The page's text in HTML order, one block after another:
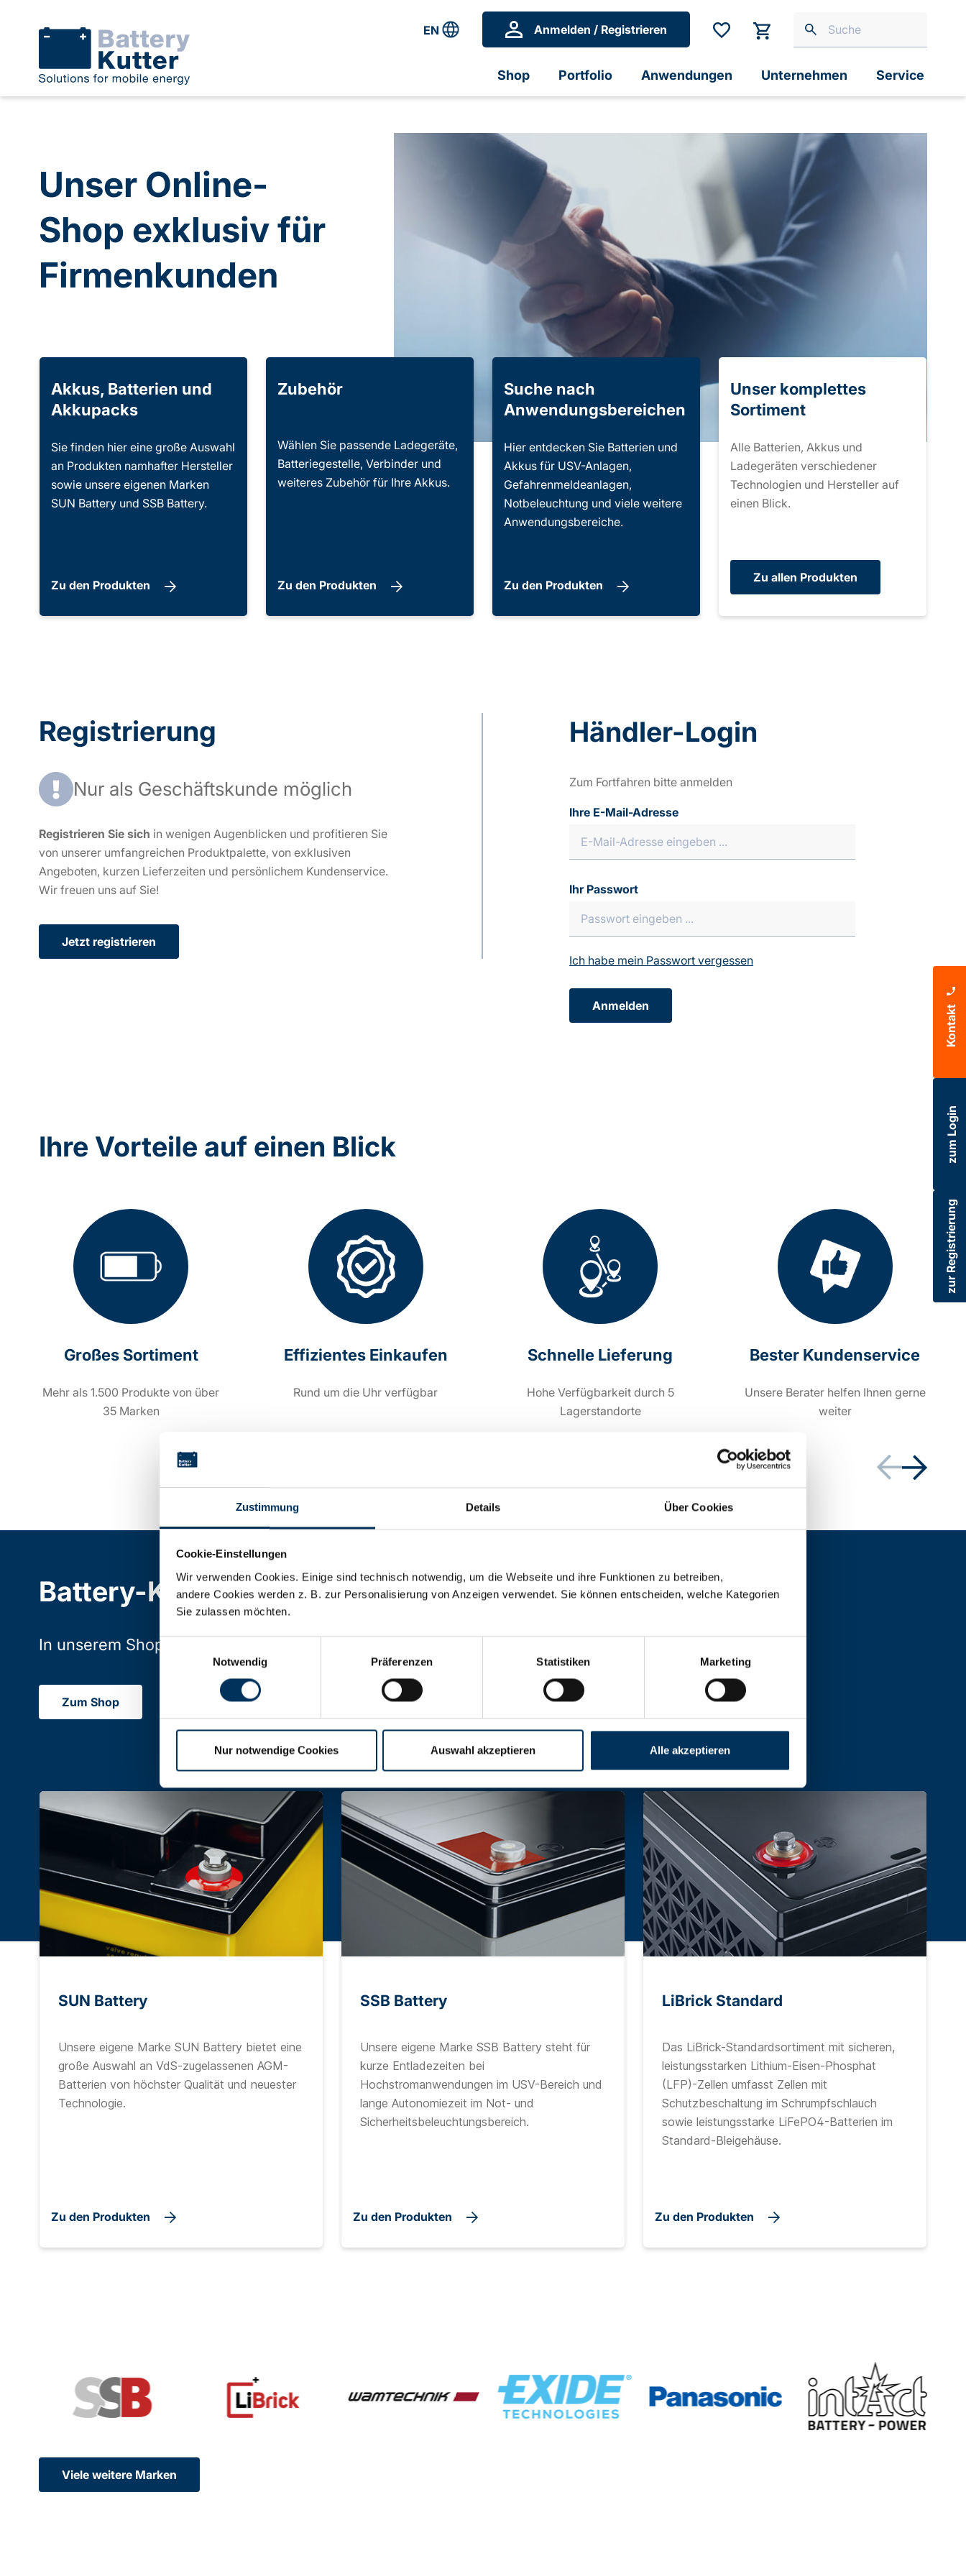
Zustimmung Details Über Cookies
Cookie-Einstellungen
Wir verwenden Cookies. Einige sind technisch notwendig, um die Webseite und ihre Funktionen zu betreiben,
andere Cookies werden z. B. zur Personalisierung von Anzeigen verwendet. Sie können entscheiden, welche Kategorien
Sie zulassen möchten.
Einwilligungsauswahl
Notwendig
Präferenzen Statistiken Marketing
Nur notwendige Cookies Auswahl akzeptieren Alle akzeptieren
EN Anmelden / Registrieren
Shop Portfolio Anwendungen Unternehmen Service
Unser Online-
Shop exklusiv für
Firmenkunden
Akkus, Batterien und
Akkupacks
Sie finden hier eine große Auswahl
an Produkten namhafter Hersteller
sowie unsere eigenen Marken
SUN Battery und SSB Battery.
Zu den Produkten
Zubehör
Wählen Sie passende Ladegeräte,
Batteriegestelle, Verbinder und
weiteres Zubehör für Ihre Akkus.
Zu den Produkten
Suche nach
Anwendungsbereichen
Hier entdecken Sie Batterien und
Akkus für USV-Anlagen,
Gefahrenmeldeanlagen,
Notbeleuchtung und viele weitere
Anwendungsbereiche.
Zu den Produkten
Unser komplettes
Sortiment
Alle Batterien, Akkus und
Ladegeräten verschiedener
Technologien und Hersteller auf
einen Blick.
Zu allen Produkten
Registrierung
Nur als Geschäftskunde möglich
Registrieren Sie sich in wenigen Augenblicken und profitieren Sie
von unserer umfangreichen Produktpalette, von exklusiven
Angeboten, kurzen Lieferzeiten und persönlichem Kundenservice.
Wir freuen uns auf Sie!
Jetzt registrieren
Händler-Login
Zum Fortfahren bitte anmelden
Ihre E-Mail-Adresse
Ihr Passwort
Ich habe mein Passwort vergessen
Anmelden
Ihre Vorteile auf einen Blick
Großes Sortiment
Mehr als 1.500 Produkte von über
35 Marken
Effizientes Einkaufen
Rund um die Uhr verfügbar
Schnelle Lieferung
Hohe Verfügbarkeit durch 5
Lagerstandorte
Bester Kundenservice
Unsere Berater helfen Ihnen gerne
weiter
Battery-Kutter Shop
In unserem Shop finden Sie Batterien, Akkumulatoren und Akkupacks jeglicher Art, Größe und Leistung.
Zum Shop
SUN Battery
Unsere eigene Marke SUN Battery bietet eine
große Auswahl an VdS-zugelassenen AGM-
Batterien von höchster Qualität und neuester
Technologie.
Zu den Produkten
SSB Battery
Unsere eigene Marke SSB Battery steht für
kurze Entladezeiten bei
Hochstromanwendungen im USV-Bereich und
lange Autonomiezeit im Not- und
Sicherheitsbeleuchtungsbereich.
Zu den Produkten
LiBrick Standard
Das LiBrick-Standardsortiment mit sicheren,
leistungsstarken Lithium-Eisen-Phosphat
(LFP)-Zellen umfasst Zellen mit
Schutzbeschaltung im Schrumpfschlauch
sowie leistungsstarke LiFePO4-Batterien im
Standard-Bleigehäuse.
Zu den Produkten
Viele weitere Marken
Kontakt
zum Login
zur Registrierung